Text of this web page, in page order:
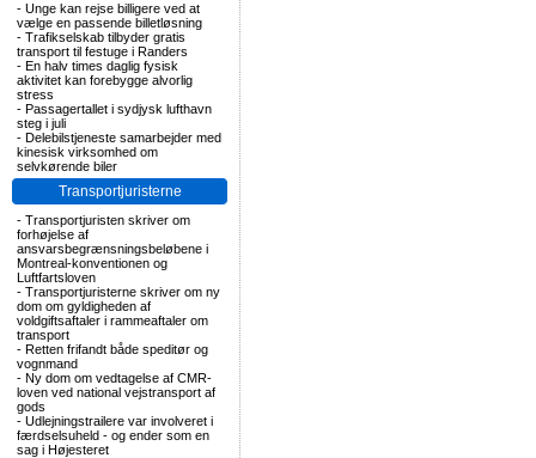
- Unge kan rejse billigere ved at
vælge en passende billetløsning
- Trafikselskab tilbyder gratis
transport til festuge i Randers
- En halv times daglig fysisk
aktivitet kan forebygge alvorlig
stress
- Passagertallet i sydjysk lufthavn
steg i juli
- Delebilstjeneste samarbejder med
kinesisk virksomhed om
selvkørende biler
Transportjuristerne
- Transportjuristen skriver om
forhøjelse af
ansvarsbegrænsningsbeløbene i
Montreal-konventionen og
Luftfartsloven
- Transportjuristerne skriver om ny
dom om gyldigheden af
voldgiftsaftaler i rammeaftaler om
transport
- Retten frifandt både speditør og
vognmand
- Ny dom om vedtagelse af CMR-
loven ved national vejstransport af
gods
- Udlejningstrailere var involveret i
færdselsuheld - og ender som en
sag i Højesteret